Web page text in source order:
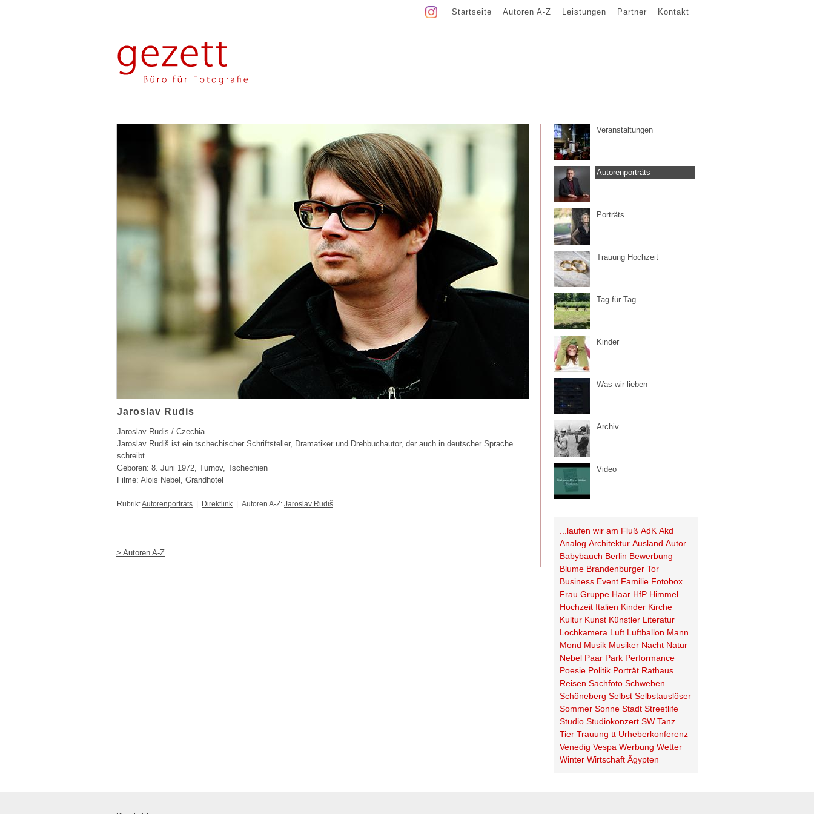
Startseite Autoren A-Z Leistungen Partner Kontakt
Jaroslav Rudis
Jaroslav Rudis / Czechia
Jaroslav Rudiš ist ein tschechischer Schriftsteller, Dramatiker und Drehbuchautor, der auch in deutscher Sprache
schreibt.
Geboren: 8. Juni 1972, Turnov, Tschechien
Filme: Alois Nebel, Grandhotel
Rubrik:Autorenporträts Direktlink | Autoren A-Z: Jaroslav Rudiš
> Autoren A-Z
Veranstaltungen
Autorenporträts
Porträts
Trauung Hochzeit
Tag für Tag
Kinder
Was wir lieben
Archiv
Video
...laufen wir am Fluß AdK Akd
Analog Architektur Ausland Autor
Babybauch Berlin Bewerbung
Blume Brandenburger Tor
Business Event Familie Fotobox
Frau Gruppe Haar HfP Himmel
Hochzeit Italien Kinder Kirche
Kultur Kunst Künstler Literatur
Lochkamera Luft Luftballon Mann
Mond Musik Musiker Nacht Natur
Nebel Paar Park Performance
Poesie Politik Porträt Rathaus
Reisen Sachfoto Schweben
Schöneberg Selbst Selbstauslöser
Sommer Sonne Stadt Streetlife
Studio Studiokonzert SW Tanz
Tier Trauung tt Urheberkonferenz
Venedig Vespa Werbung Wetter
Winter Wirtschaft Ägypten